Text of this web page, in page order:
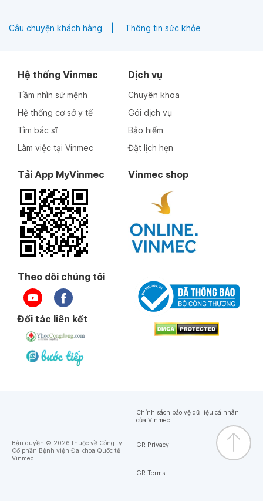
Câu chuyện khách hàng Thông tin sức khỏe
Hệ thống Vinmec
Tầm nhìn sứ mệnh
Hệ thống cơ sở y tế
Tìm bác sĩ
Làm việc tại Vinmec
Dịch vụ
Chuyên khoa
Gói dịch vụ
Bảo hiểm
Đặt lịch hẹn
Tải App MyVinmec Vinmec shop
Theo dõi chúng tôi
Đối tác liên kết
Bản quyền © 2026 thuộc về Công ty
Cổ phần Bệnh viện Đa khoa Quốc tế
Vinmec
Chính sách bảo vệ dữ liệu cá nhân
của Vinmec
GR Privacy
GR Terms